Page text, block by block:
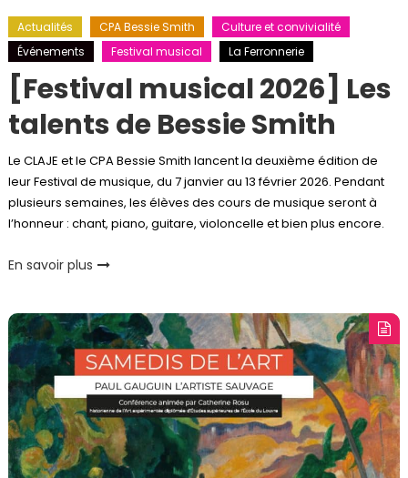
Actualités CPA Bessie Smith
Culture et convivialité
Événements
Festival musical La Ferronnerie
[Festival musical 2026] Les
talents de Bessie Smith
Le CLAJE et le CPA Bessie Smith lancent la deuxième édition de
leur Festival de musique, du 7 janvier au 13 février 2026. Pendant
plusieurs semaines, les élèves des cours de musique seront à
l’honneur : chant, piano, guitare, violoncelle et bien plus encore.
En savoir plus